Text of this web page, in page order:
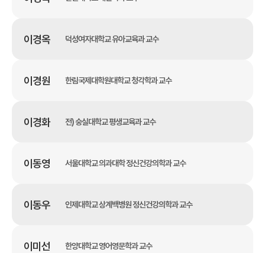
이경옥 덕성여자대학교 유아교육과 교수
이경원 한림국제대학원대학교 청각학과 교수
이경화 전) 숭실대학교 평생교육과 교수
이동영 서울대학교 의과대학 정신건강의학과 교수
이동우 인제대학교 상계백병원 정신건강의학과 교수
이미선 한양대학교 영어영문학과 교수